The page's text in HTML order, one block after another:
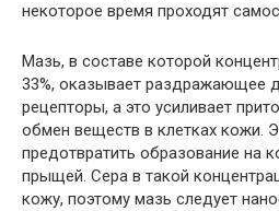
некоторое время проходят
Мазь, в составе которой
33%, оказывает раздражающее
рецепторы, а это усиливает
обмен веществ в клетках кожи.
предотвратить образование на
прыщей. Сера в такой
кожу, поэтому мазь следует